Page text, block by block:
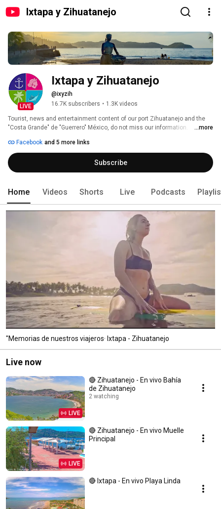
Ixtapa y Zihuatanejo
LIVE
Ixtapa y Zihuatanejo
@ixyzih
16.7K subscribers • 1.3K videos
Tourist, news and entertainment content of our port Zihuatanejo and the
"Costa Grande" de "Guerrero" México, do not miss our information.
...more
Facebook and 5 more links
Subscribe
Home Videos Shorts Live Podcasts
"Memorias de nuestros viajeros· Ixtapa - Zihuatanejo
Live now
LIVE
🔴 Zihuatanejo - En vivo Bahía
de Zihuatanejo
2 watching
LIVE
🔴 Zihuatanejo - En vivo Muelle
Principal
🔴 Ixtapa - En vivo Playa Linda